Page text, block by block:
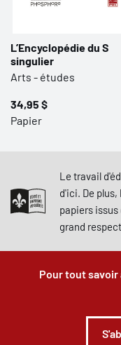
L’Encyclopédie du S
singulier
Arts - études
34,95 $
Papier
Le travail
d'ici. De
papiers issus
grand
Pour tout